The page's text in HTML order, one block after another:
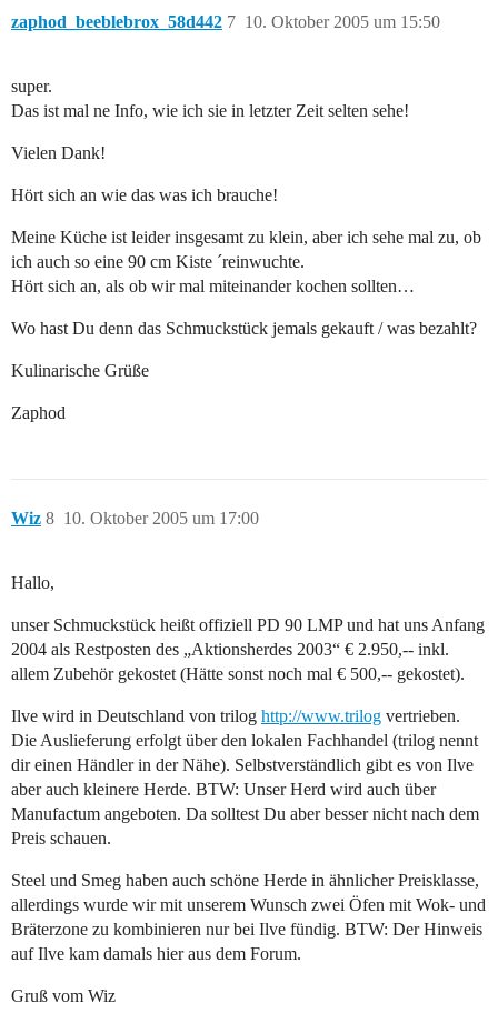
zaphod_beeblebrox_58d442 10. Oktober 2005 um 15:50
7
super.
Das ist mal ne Info, wie ich sie in letzter Zeit selten sehe!
Vielen Dank!
Hört sich an wie das was ich brauche!
Meine Küche ist leider insgesamt zu klein, aber ich sehe mal zu, ob
ich auch so eine 90 cm Kiste ´reinwuchte.
Hört sich an, als ob wir mal miteinander kochen sollten…
Wo hast Du denn das Schmuckstück jemals gekauft / was bezahlt?
Kulinarische Grüße
Zaphod
Wiz 10. Oktober 2005 um 17:00
8
Hallo,
unser Schmuckstück heißt offiziell PD 90 LMP und hat uns Anfang
2004 als Restposten des „Aktionsherdes 2003“ € 2.950,-- inkl.
allem Zubehör gekostet (Hätte sonst noch mal € 500,-- gekostet).
Ilve wird in Deutschland von trilog http://www.trilog vertrieben.
Die Auslieferung erfolgt über den lokalen Fachhandel (trilog nennt
dir einen Händler in der Nähe). Selbstverständlich gibt es von Ilve
aber auch kleinere Herde. BTW: Unser Herd wird auch über
Manufactum angeboten. Da solltest Du aber besser nicht nach dem
Preis schauen.
Steel und Smeg haben auch schöne Herde in ähnlicher Preisklasse,
allerdings wurde wir mit unserem Wunsch zwei Öfen mit Wok- und
Bräterzone zu kombinieren nur bei Ilve fündig. BTW: Der Hinweis
auf Ilve kam damals hier aus dem Forum.
Gruß vom Wiz